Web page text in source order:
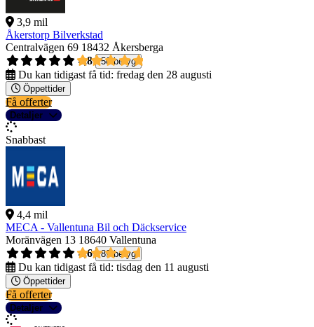
3,9 mil
Åkerstorp Bilverkstad
Centralvägen 69 18432 Åkersberga
4,8
50 betyg
Du kan tidigast få tid: fredag den 28 augusti
Öppettider
Få offerter
Detaljer
Snabbast
4,4 mil
MECA - Vallentuna Bil och Däckservice
Moränvägen 13 18640 Vallentuna
4,6
89 betyg
Du kan tidigast få tid: tisdag den 11 augusti
Öppettider
Få offerter
Detaljer